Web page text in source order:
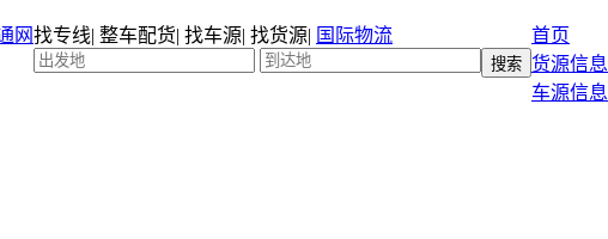
找专线| 整车配货| 找车源| 找货源| 国际物流
首页
货源信息
车源信息